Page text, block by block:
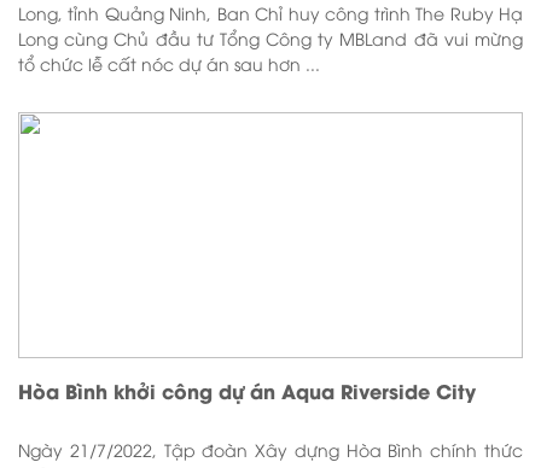
Long, tỉnh Quảng Ninh, Ban Chỉ huy công trình The Ruby Hạ
Long cùng Chủ đầu tư Tổng Công ty MBLand đã vui mừng
tổ chức lễ cất nóc dự án sau hơn ...
Hòa Bình khởi công dự án Aqua Riverside City
Ngày 21/7/2022, Tập đoàn Xây dựng Hòa Bình chính thức